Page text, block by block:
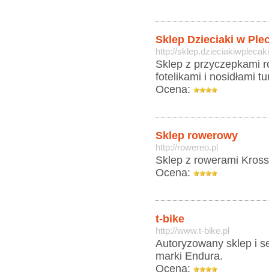
Sklep Dzieciaki w
http://
Sklep z przyczepkami
fotelikami i nosidłami
Ocena:
Sklep rowerowy
http://rowereo.pl
Sklep z rowerami
Ocena:
t-bike
http://www.t-bike.pl
Autoryzowany sklep i
marki Endura.
Ocena: